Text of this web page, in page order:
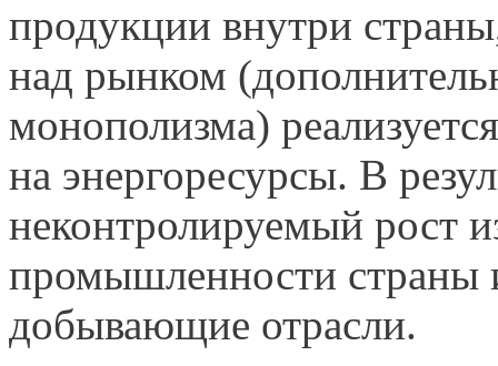
продукции внутри
над рынком
монополизма)
на энергоресурсы. В
неконтролируемый рост
промышленности страны
добывающие отрасли.